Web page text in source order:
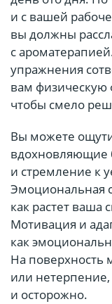
и с вашей
вы должны
с
упражнения
вам физическую
чтобы смело
Вы можете
вдохновляющие
и стремление к
Эмоциональная
как растет ваша
Мотивация и
как
На поверхность
или
и осторожно.